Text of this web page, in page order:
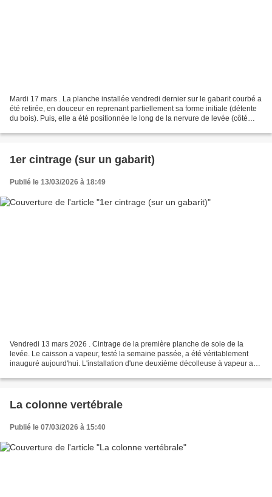
Mardi 17 mars . La planche installée vendredi dernier sur le gabarit courbé a
été retirée, en douceur en reprenant partiellement sa forme initiale (détente
du bois). Puis, elle a été positionnée le long de la nervure de levée (côté
1er cintrage (sur un gabarit)
Publié le 13/03/2026 à 18:49
Vendredi 13 mars 2026 . Cintrage de la première planche de sole de la
levée. Le caisson a vapeur, testé la semaine passée, a été véritablement
inauguré aujourd'hui. L'installation d'une deuxième décolleuse à vapeur a
La colonne vertébrale
Publié le 07/03/2026 à 15:40